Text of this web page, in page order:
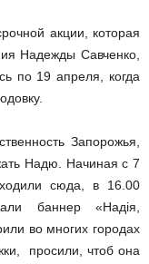
акции, которая
Надежды Савченко,
по 19 апреля, когда
Запорожья,
Надю. Начиная с 7
сюда, в 16.00
баннер «Надія,
во многих городах
просили, чтоб она